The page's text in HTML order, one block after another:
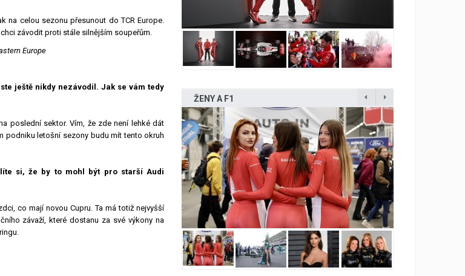
na celou sezonu přesunout do TCR Europe.
závodit proti stále silnějším soupeřům.
Europe
ještě nikdy nezávodil. Jak se vám tedy
poslední sektor. Vím, že zde není lehké dát
podniku letošní sezony budu mít tento okruh
si, že by to mohl být pro starší Audi
co mají novou Cupru. Ta má totiž nejvyšší
závaží, které dostanu za své výkony na
ŽENY A F1